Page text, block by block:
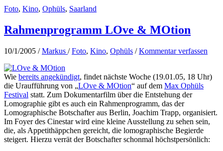
Foto, Kino, Ophüls, Saarland
Rahmenprogramm LOve & MOtion
10/1/2005 /Markus /Foto, Kino, Ophüls /Kommentar verfassen
Wie bereits angekündigt, findet nächste Woche (19.01.05, 18 Uhr)
die Uraufführung von „LOve & MOtion“ auf dem Max Ophüls
Festival statt. Zum Dokumentarfilm über die Entstehung der
Lomographie gibt es auch ein Rahmenprogramm, das der
Lomographische Botschafter aus Berlin, Joachim Trapp, organisiert.
Im Foyer des Cinestar wird eine kleine Ausstellung zu sehen sein,
die, als Appetithäppchen gereicht, die lomographische Begierde
steigert. Hierzu verrät der Botschafter schonmal höchstpersönlich: